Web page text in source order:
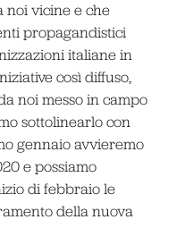
noi vicine e che
propagandistici
italiane in
così diffuso,
noi messo in campo
sottolinearlo con
gennaio avvieremo
e possiamo
di febbraio le
della nuova